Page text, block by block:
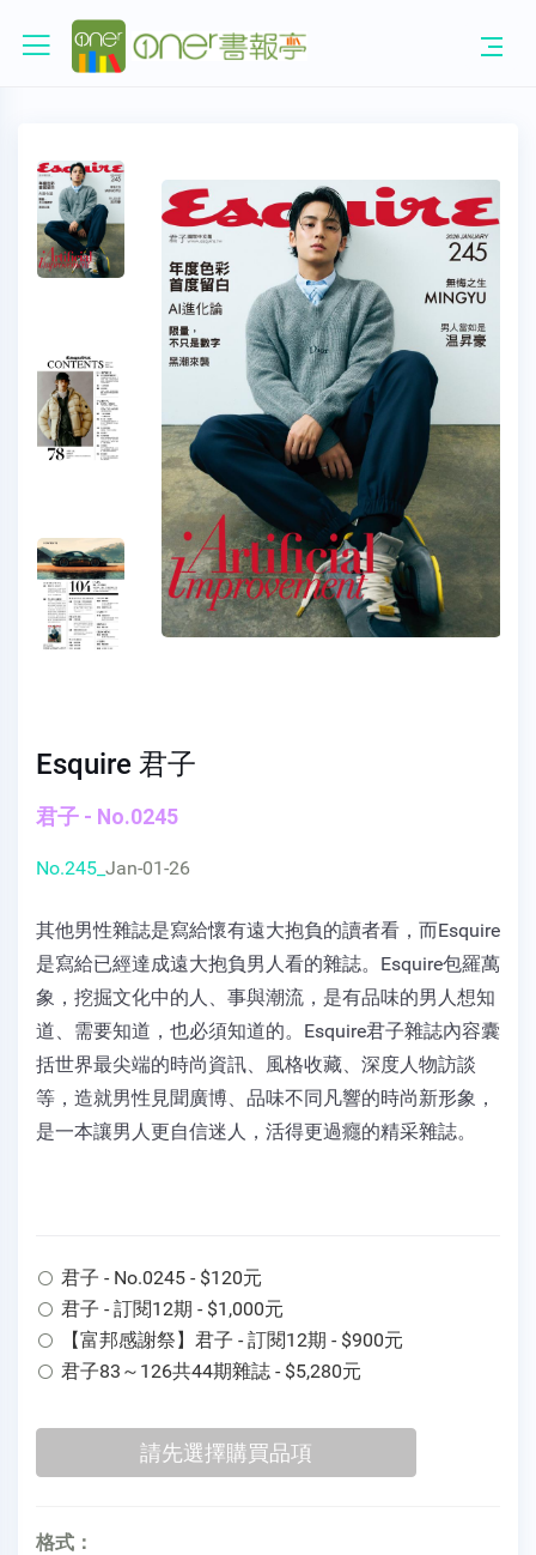
Esquire 君子
君子 - No.0245
No.245_ Jan-01-26
其他男性雜誌是寫給懷有遠大抱負的讀者看，而Esquire
是寫給已經達成遠大抱負男人看的雜誌。Esquire包羅萬
象，挖掘文化中的人、事與潮流，是有品味的男人想知
道、需要知道，也必須知道的。Esquire君子雜誌內容囊
括世界最尖端的時尚資訊、風格收藏、深度人物訪談
等，造就男性見聞廣博、品味不同凡響的時尚新形象，
是一本讓男人更自信迷人，活得更過癮的精采雜誌。
君子 - No.0245 - $120元
君子 - 訂閱12期 - $1,000元
【富邦感謝祭】君子 - 訂閱12期 - $900元
君子83～126共44期雜誌 - $5,280元
格式：